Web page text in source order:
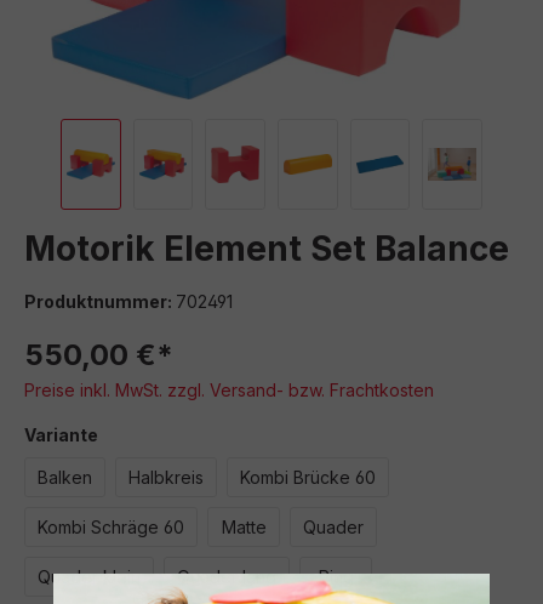
Motorik Element Set Balance
Produktnummer: 702491
550,00 €*
Preise inkl. MwSt. zzgl. Versand- bzw. Frachtkosten
Variante
Balken Halbkreis Kombi Brücke 60
Kombi Schräge 60 Matte Quader
Quader klein Quader lang Ring